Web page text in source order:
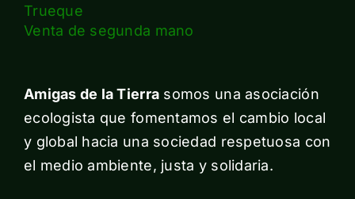
Trueque
Venta de segunda mano
Amigas de la Tierra somos una asociación
ecologista que fomentamos el cambio local
y global hacia una sociedad respetuosa con
el medio ambiente, justa y solidaria.